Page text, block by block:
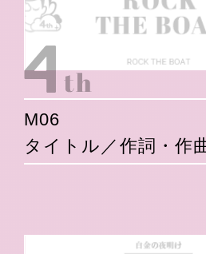
M06
タイトル／作詞・作